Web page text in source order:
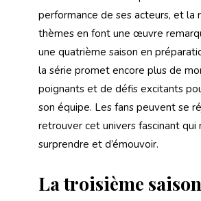
performance de ses acteurs, et la
thèmes en font une œuvre
une quatrième saison en
la série promet encore plus de
poignants et de défis excitants
son équipe. Les fans peuvent se
retrouver cet univers fascinant qui
surprendre et d’émouvoir.
La troisième saison